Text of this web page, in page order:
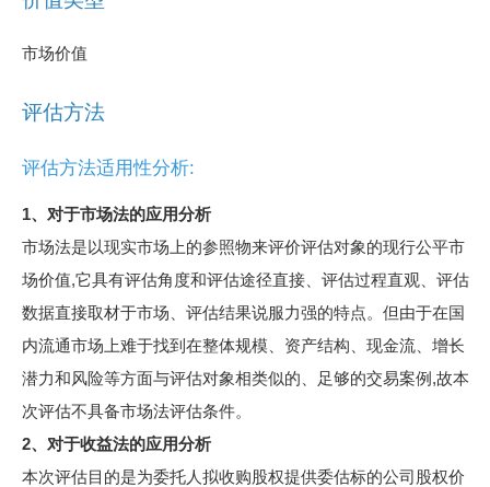
市场价值
评估方法
评估方法适用性分析:
1、对于市场法的应用分析
市场法是以现实市场上的参照物来评价评估对象的现行公平市
场价值,它具有评估角度和评估途径直接、评估过程直观、评估
数据直接取材于市场、评估结果说服力强的特点。但由于在国
内流通市场上难于找到在整体规模、资产结构、现金流、增长
潜力和风险等方面与评估对象相类似的、足够的交易案例,故本
次评估不具备市场法评估条件。
2、对于收益法的应用分析
本次评估目的是为委托人拟收购股权提供委估标的公司股权价